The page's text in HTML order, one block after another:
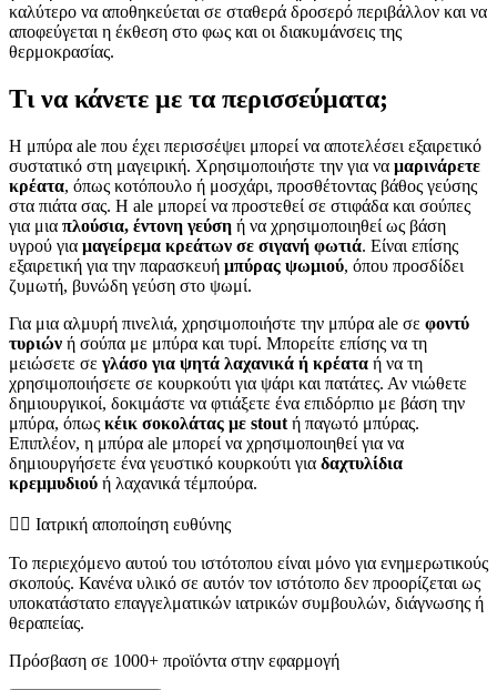
καλύτερο να αποθηκεύεται σε σταθερά δροσερό περιβάλλον και να
αποφεύγεται η έκθεση στο φως και οι διακυμάνσεις της
θερμοκρασίας.
Τι να κάνετε με τα περισσεύματα;
Η μπύρα ale που έχει περισσέψει μπορεί να αποτελέσει εξαιρετικό
συστατικό στη μαγειρική. Χρησιμοποιήστε την για να μαρινάρετε
κρέατα, όπως κοτόπουλο ή μοσχάρι, προσθέτοντας βάθος γεύσης
στα πιάτα σας. Η ale μπορεί να προστεθεί σε στιφάδα και σούπες
για μια πλούσια, έντονη γεύση ή να χρησιμοποιηθεί ως βάση
υγρού για μαγείρεμα κρεάτων σε σιγανή φωτιά. Είναι επίσης
εξαιρετική για την παρασκευή μπύρας ψωμιού, όπου προσδίδει
ζυμωτή, βυνώδη γεύση στο ψωμί.
Για μια αλμυρή πινελιά, χρησιμοποιήστε την μπύρα ale σε φοντύ
τυριών ή σούπα με μπύρα και τυρί. Μπορείτε επίσης να τη
μειώσετε σε γλάσο για ψητά λαχανικά ή κρέατα ή να τη
χρησιμοποιήσετε σε κουρκούτι για ψάρι και πατάτες. Αν νιώθετε
δημιουργικοί, δοκιμάστε να φτιάξετε ένα επιδόρπιο με βάση την
μπύρα, όπως κέικ σοκολάτας με stout ή παγωτό μπύρας.
Επιπλέον, η μπύρα ale μπορεί να χρησιμοποιηθεί για να
δημιουργήσετε ένα γευστικό κουρκούτι για δαχτυλίδια
κρεμμυδιού ή λαχανικά τέμπούρα.
👨‍⚕️️ Ιατρική αποποίηση ευθύνης
Το περιεχόμενο αυτού του ιστότοπου είναι μόνο για ενημερωτικούς
σκοπούς. Κανένα υλικό σε αυτόν τον ιστότοπο δεν προορίζεται ως
υποκατάστατο επαγγελματικών ιατρικών συμβουλών, διάγνωσης ή
θεραπείας.
Πρόσβαση σε 1000+ προϊόντα στην εφαρμογή